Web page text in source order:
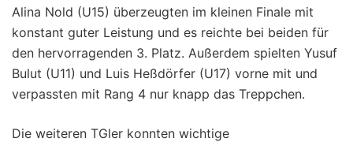
Alina Nold (U15) überzeugten im kleinen Finale mit
konstant guter Leistung und es reichte bei beiden für
den hervorragenden 3. Platz. Außerdem spielten Yusuf
Bulut (U11) und Luis Heßdörfer (U17) vorne mit und
verpassten mit Rang 4 nur knapp das Treppchen.
Die weiteren TGler konnten wichtige